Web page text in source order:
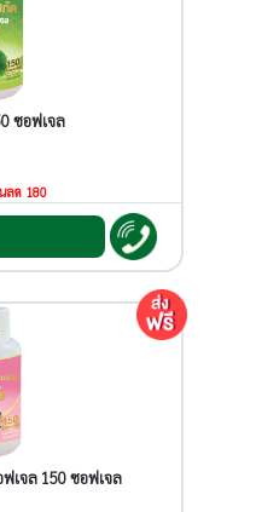
ซอฟเจล
ลด 180
เจล 150 ซอฟเจล